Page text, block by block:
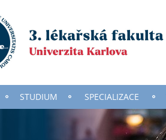
STUDIUM SPECIALIZACE